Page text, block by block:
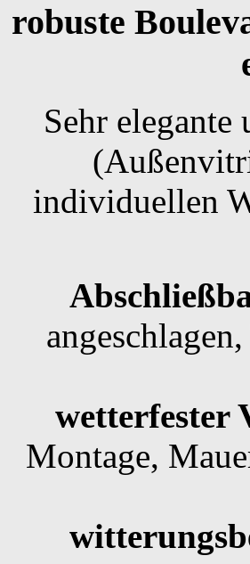
robuste
Sehr
individuellen
wetterfester
Montage,